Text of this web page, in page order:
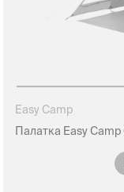
Easy Camp
Палатка Easy